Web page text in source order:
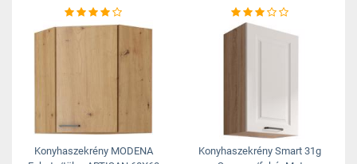
Konyhaszekrény MODENA
Konyhaszekrény Smart 31g